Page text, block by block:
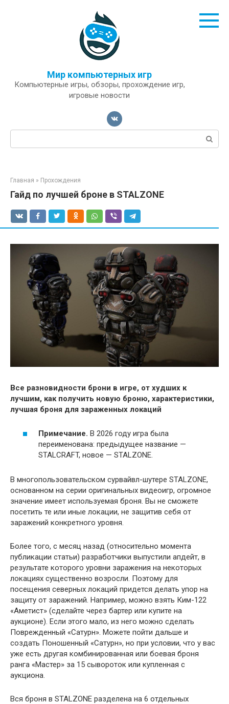
Мир компьютерных игр
Компьютерные игры, обзоры, прохождение игр,
игровые новости
Поиск:
Главная » Прохождения
Гайд по лучшей броне в STALZONE
Все разновидности брони в игре, от худших к
лучшим, как получить новую броню, характеристики,
лучшая броня для зараженных локаций
Примечание. В 2026 году игра была
переименована: предыдущее название —
STALCRAFT, новое — STALZONE.
В многопользовательском сурвайвл-шутере STALZONE,
основанном на серии оригинальных видеоигр, огромное
значение имеет используемая броня. Вы не сможете
посетить те или иные локации, не защитив себя от
заражений конкретного уровня.
Более того, с месяц назад (относительно момента
публикации статьи) разработчики выпустили апдейт, в
результате которого уровни заражения на некоторых
локациях существенно возросли. Поэтому для
посещения северных локаций придется делать упор на
защиту от заражений. Например, можно взять Ким-122
«Аметист» (сделайте через бартер или купите на
аукционе). Если этого мало, из него можно сделать
Поврежденный «Сатурн». Можете пойти дальше и
создать Поношенный «Сатурн», но при условии, что у вас
уже есть другая комбинированная или боевая броня
ранга «Мастер» за 15 сывороток или купленная с
аукциона.
Вся броня в STALZONE разделена на 6 отдельных